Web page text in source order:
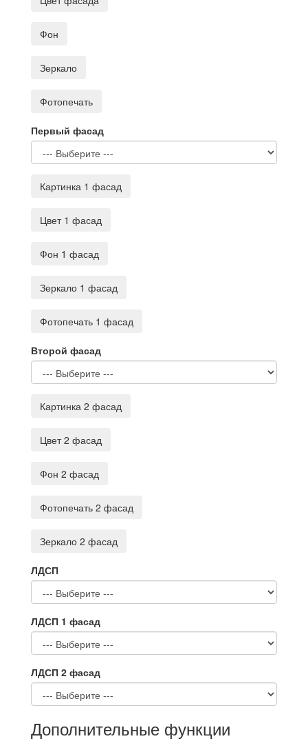
Фон
Зеркало
Фотопечать
Первый фасад
Картинка 1 фасад
Цвет 1 фасад
Фон 1 фасад
Зеркало 1 фасад
Фотопечать 1 фасад
Второй фасад
Картинка 2 фасад
Цвет 2 фасад
Фон 2 фасад
Фотопечать 2 фасад
Зеркало 2 фасад
ЛДСП
ЛДСП 1 фасад
ЛДСП 2 фасад
Дополнительные функции